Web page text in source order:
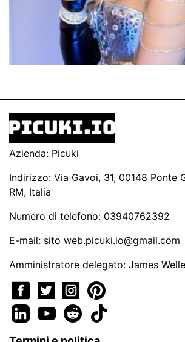
Azienda: Picuki
Indirizzo: Via Gavoi, 31, 00148 Ponte
RM, Italia
Numero di telefono: 03940762392
E-mail: sito web.picuki.io@gmail.com
Amministratore delegato: James